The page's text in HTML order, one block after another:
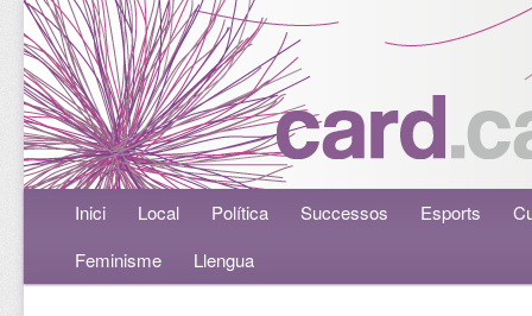
Menú principalAneu al contingut principal
Aneu al contingut secundari
Inici Local Política Successos Esports
Feminisme
Llengua